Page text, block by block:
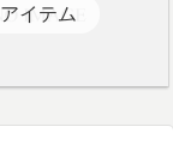
アイテム